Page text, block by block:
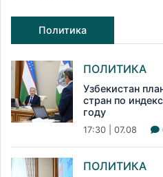
Политика
ПОЛИТИКА
Узбекистан
стран по
году
17:30 | 07.08
ПОЛИТИКА